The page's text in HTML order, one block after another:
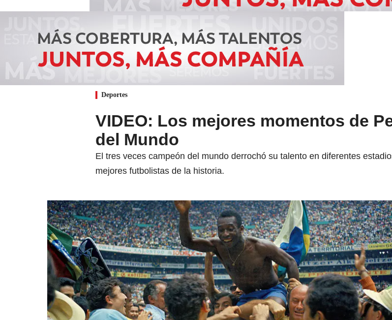
Deportes
VIDEO: Los mejores momentos de
del Mundo
El tres veces campeón del mundo derrochó su talento en diferentes
mejores futbolistas de la historia.